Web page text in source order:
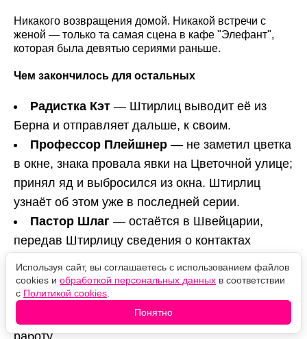
Никакого возвращения домой. Никакой встречи с
женой — только та самая сцена в кафе "Элефант",
которая была девятью сериями раньше.
Чем закончилось для остальных
Радистка Кэт — Штирлиц выводит её из
Берна и отправляет дальше, к своим.
Профессор Плейшнер — не заметил цветка
в окне, знака провала явки на Цветочной улице;
принял яд и выбросился из окна. Штирлиц
узнаёт об этом уже в последней серии.
Пастор Шлаг — остаётся в Швейцарии,
передав Штирлицу сведения о контактах
Генерал Вольф— по приказу Бормана
срочно отозван в Берлин; переговоры сорваны.
— обратно в рейх, продолжать
работу.
Используя сайт, вы соглашаетесь с использованием файлов
cookies и обработкой персональных данных в соответствии
с Политикой cookies
Понятно